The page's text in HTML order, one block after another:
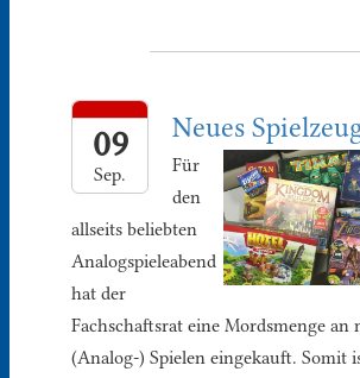
09
Sep.
Neues
Für
den
allseits beliebten
Analogspieleabend
hat der
Fachschaftsrat eine Mordsmenge an
(Analog-) Spielen eingekauft. Somit